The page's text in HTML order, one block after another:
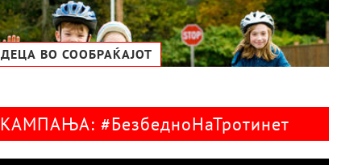
ДЕЦА ВО СООБРАЌАЈОТ
КАМПАЊА: #БезбедноНаТротинет